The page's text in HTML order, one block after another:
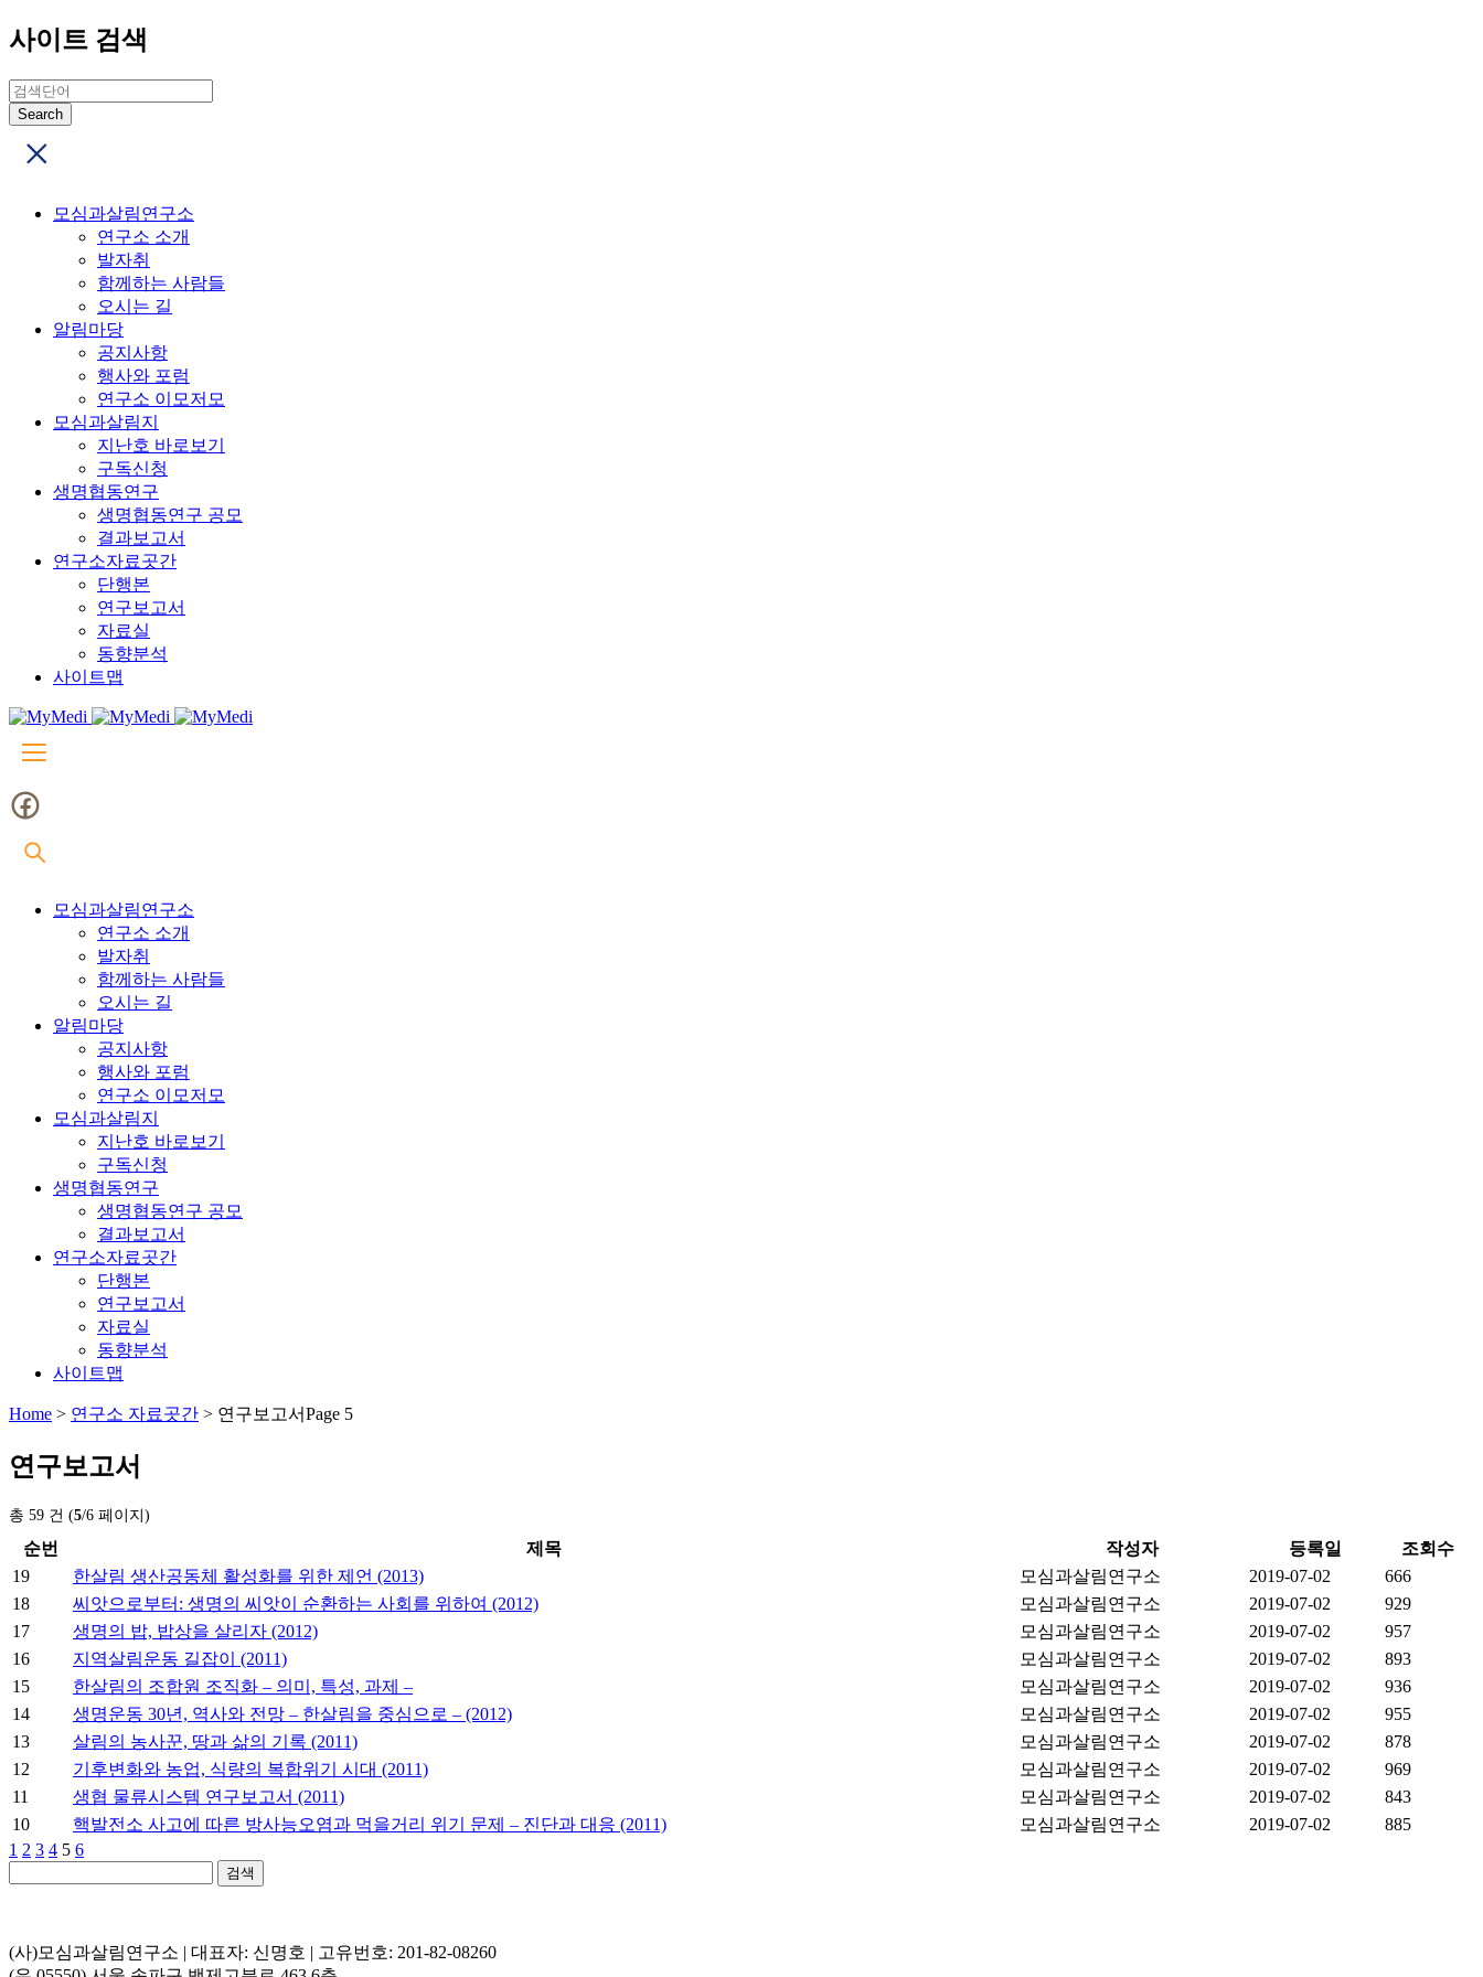
사이트 검색
모심과살림연구소
연구소 소개
발자취
함께하는 사람들
오시는 길
알림마당
공지사항
행사와 포럼
연구소 이모저모
모심과살림지
지난호 바로보기
구독신청
생명협동연구
생명협동연구 공모
결과보고서
연구소자료곳간
단행본
연구보고서
자료실
동향분석
사이트맵
모심과살림연구소
연구소 소개
발자취
함께하는 사람들
오시는 길
알림마당
공지사항
행사와 포럼
연구소 이모저모
모심과살림지
지난호 바로보기
구독신청
생명협동연구
생명협동연구 공모
결과보고서
연구소자료곳간
단행본
연구보고서
자료실
동향분석
사이트맵
Home > 연구소 자료곳간 > 연구보고서Page 5
연구보고서
총 59 건 (5/6 페이지)
순번 제목 작성자 등록일
조회수
19
한살림 생산공동체 활성화를 위한 제언 (2013) 모심과살림연구소 2019-07-02
666
18
씨앗으로부터: 생명의 씨앗이 순환하는 사회를 위하여 (2012) 모심과살림연구소 2019-07-02
929
17
생명의 밥, 밥상을 살리자 (2012) 모심과살림연구소 2019-07-02
957
16
지역살림운동 길잡이 (2011) 모심과살림연구소 2019-07-02
893
15
한살림의 조합원 조직화 – 의미, 특성, 과제 – 모심과살림연구소 2019-07-02
936
14
생명운동 30년, 역사와 전망 – 한살림을 중심으로 – (2012) 모심과살림연구소 2019-07-02
955
13
살림의 농사꾼, 땅과 삶의 기록 (2011) 모심과살림연구소 2019-07-02
878
12
기후변화와 농업, 식량의 복합위기 시대 (2011) 모심과살림연구소 2019-07-02
969
11
생협 물류시스템 연구보고서 (2011) 모심과살림연구소 2019-07-02
843
10
핵발전소 사고에 따른 방사능오염과 먹을거리 위기 문제 – 진단과 대응 (2011) 모심과살림연구소 2019-07-02
885
1 2 3 4 5 6
검색
(사)모심과살림연구소 | 대표자: 신명호 | 고유번호: 201-82-08260